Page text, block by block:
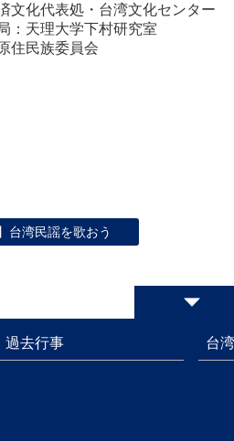
文化代表処・台湾文化センター
：天理大学下村研究室
住民族委員会
台湾民謡を歌おう
過去行事 台